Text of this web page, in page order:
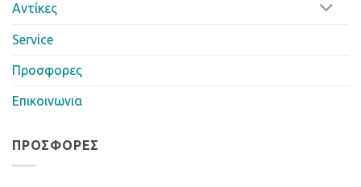
Αντίκες
Service
Προσφορες
Επικοινωνια
ΠΡΟΣΦΟΡΈΣ